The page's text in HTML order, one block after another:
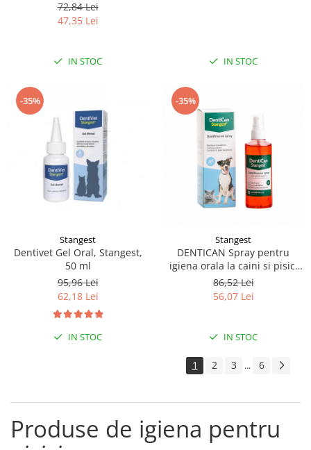
pisici, recomandat pentru
prevenirea formarii placii
bacteriene si a tartului 50 g
72,84 Lei
47,35 Lei
IN STOC IN STOC
-35%
Stangest
Dentivet Gel Oral, Stangest,
50 ml
95,96 Lei
62,18 Lei
IN STOC
-35%
Stangest
DENTICAN Spray pentru
igiena orala la caini si pisici
-125 ml
86,52 Lei
56,07 Lei
IN STOC
1 2 3 ... 6
Produse de igiena pentru